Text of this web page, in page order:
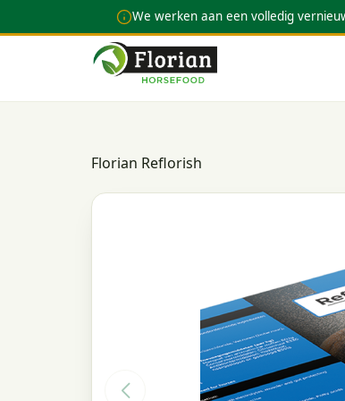
We werken aan een volledig
Florian Reflorish